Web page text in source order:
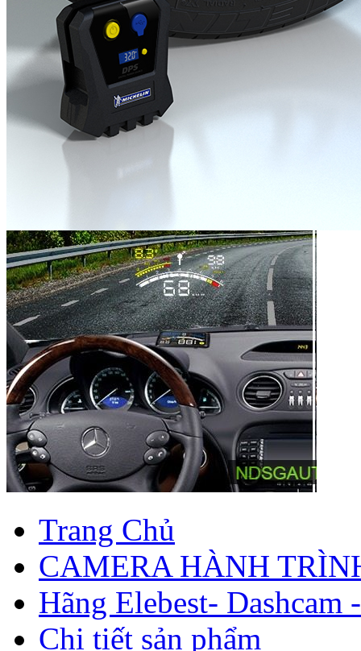
Trang Chủ
CAMERA HÀNH
Hãng Elebest- Dashcam
Chi tiết sản phẩm